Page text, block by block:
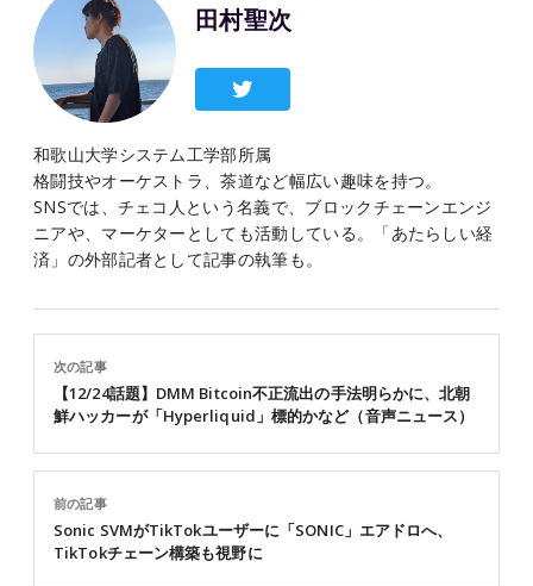
田村聖次
和歌山大学システム工学部所属
格闘技やオーケストラ、茶道など幅広い趣味を持つ。
SNSでは、チェコ人という名義で、ブロックチェーンエンジ
ニアや、マーケターとしても活動している。「あたらしい経
済」の外部記者として記事の執筆も。
前の記事
Sonic SVMがTikTokユーザーに「SONIC」エアドロへ、
TikTokチェーン構築も視野に
次の記事
【12/24話題】DMM Bitcoin不正流出の手法明らかに、北朝
鮮ハッカーが「Hyperliquid」標的かなど（音声ニュース）